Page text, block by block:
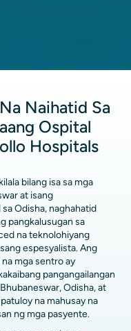
Naihatid Sa
Ospital
Hospitals
bilang isa sa mga
at isang
Odisha, naghahatid
pangkalusugan sa
na teknolohiyang
espesyalista. Ang
mga sentro ay
pangangailangan
Odisha, at
na mahusay na
ng mga pasyente.